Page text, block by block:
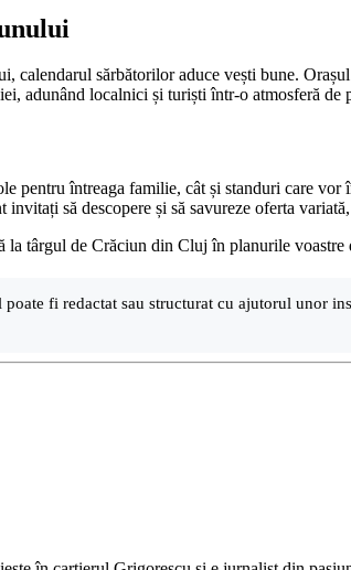
calendarul sărbătorilor aduce vești bune.
adunând localnici și turiști într-o atmosferă de
pentru întreaga familie, cât și standuri care
să descopere și să savureze oferta
la târgul de Crăciun din Cluj în planurile
poate fi redactat sau structurat cu ajutorul unor